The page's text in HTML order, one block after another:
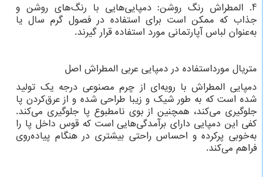
4. المطراش رنگ روشن: دمپایی‌هایی با رنگ‌های روشن و
جذاب که ممکن است برای استفاده در فصول گرم سال یا
به‌عنوان لباس آپارتمانی مورد استفاده قرار گیرند.
متریال مورداستفاده در دمپایی عربی المطراش اصل
دمپایی المطراش با رویه‌ای از چرم مصنوعی درجه یک تولید
شده است که به طور شیک و زیبا طراحی شده و از عرق‌کردن پا
جلوگیری می‌کند، همچنین از بوی نامطبوع پا جلوگیری می‌کند.
کفی این دمپایی دارای برآمدگی‌هایی است که قوس داخل پا را
به‌خوبی پرکرده و احساس راحتی بیشتری در هنگام پیاده‌روی
فراهم می‌کند.